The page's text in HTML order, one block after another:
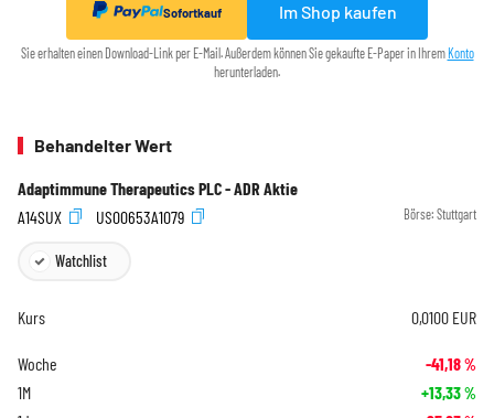
Sofortkauf Im Shop kaufen
Sie erhalten einen Download-Link per E-Mail. Außerdem können Sie gekaufte E-Paper in Ihrem Konto
herunterladen.
Behandelter Wert
Adaptimmune Therapeutics PLC - ADR Aktie
A14SUX
US00653A1079 Börse: Stuttgart
Watchlist
Kurs 0,0100 EUR
Woche -41,18%
1M +13,33%